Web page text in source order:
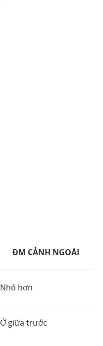
ĐM CẢNH NGOÀI
Nhỏ hơn
Ở giữa trước